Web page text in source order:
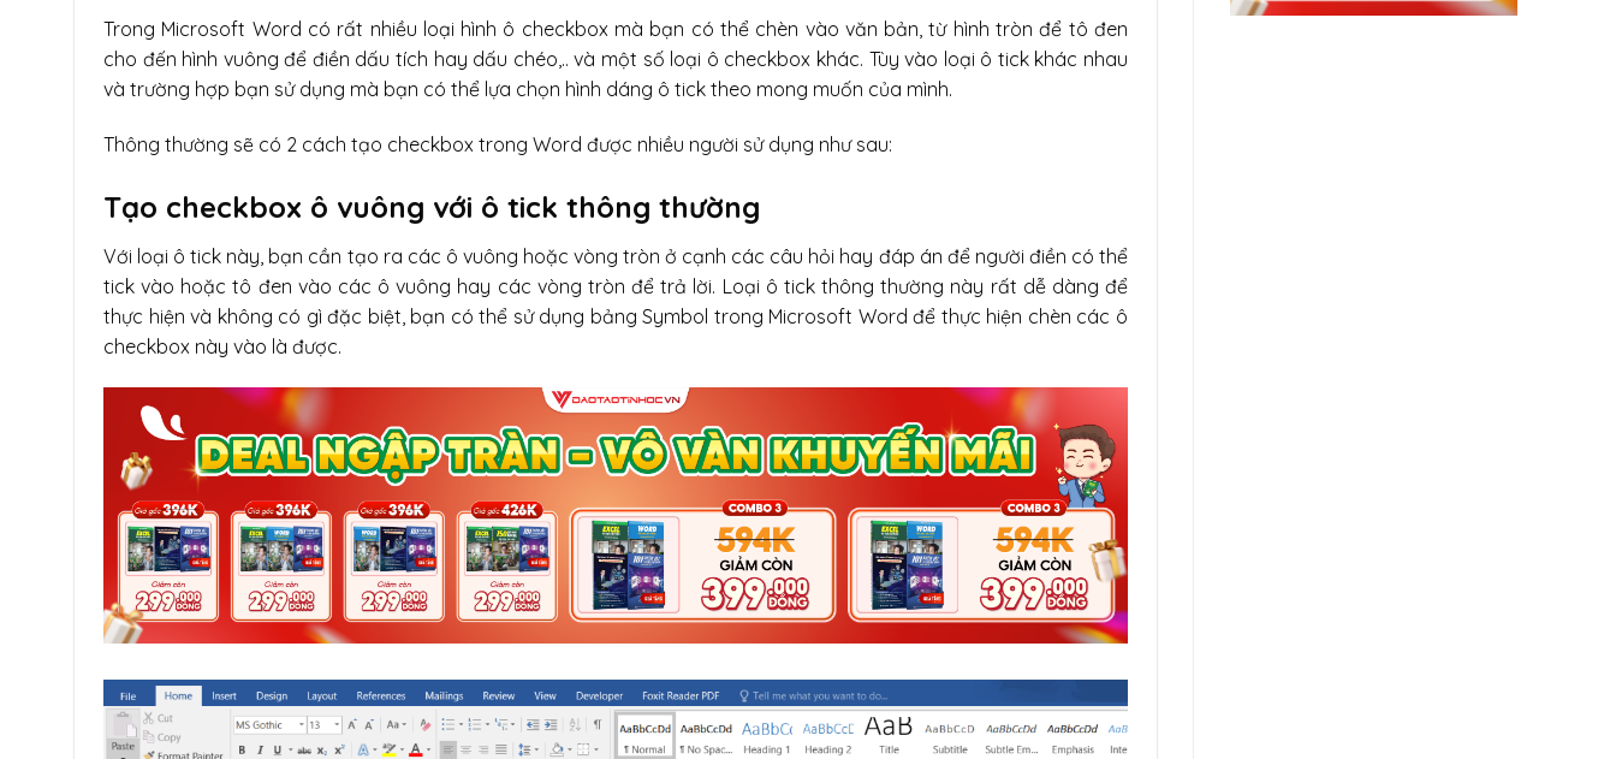
Trong Microsoft Word có rất nhiều loại hình ô checkbox mà bạn có thể chèn vào văn bản, từ hình tròn để tô đen
cho đến hình vuông để điền dấu tích hay dấu chéo,.. và một số loại ô checkbox khác. Tùy vào loại ô tick khác nhau
và trường hợp bạn sử dụng mà bạn có thể lựa chọn hình dáng ô tick theo mong muốn của mình.
Thông thường sẽ có 2 cách tạo checkbox trong Word được nhiều người sử dụng như sau:
Tạo checkbox ô vuông với ô tick thông thường
Với loại ô tick này, bạn cần tạo ra các ô vuông hoặc vòng tròn ở cạnh các câu hỏi hay đáp án để người điền có thể
tick vào hoặc tô đen vào các ô vuông hay các vòng tròn để trả lời. Loại ô tick thông thường này rất dễ dàng để
thực hiện và không có gì đặc biệt, bạn có thể sử dụng bảng Symbol trong Microsoft Word để thực hiện chèn các ô
checkbox này vào là được.